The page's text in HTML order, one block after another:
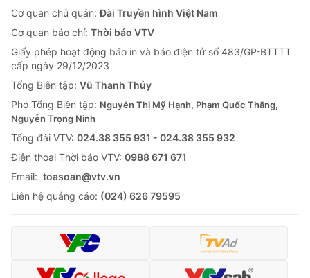
Cơ quan chủ quản:Đài Truyền hình Việt Nam
Cơ quan báo chí: Thời báo VTV
Giấy phép hoạt động báo in và báo điện tử số 483/GP-BTTTT
cấp ngày 29/12/2023
Tổng Biên tập: Vũ Thanh Thủy
Phó Tổng Biên tập: Nguyễn Thị Mỹ Hạnh, Phạm Quốc Thắng,
Nguyễn Trọng Ninh
Tổng đài VTV: 024.38 355 931 - 024.38 355 932
Ðiện thoại Thời báo VTV: 0988 671 671
Email: toasoan@vtv.vn
Liên hệ quảng cáo: (024) 626 79595